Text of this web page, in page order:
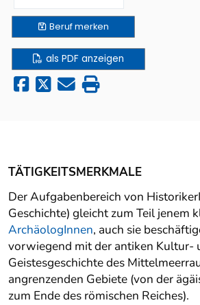
Berufmerken
als PDF anzeigen
TÄTIGKEITSMERKMALE
Der Aufgabenbereich von
Geschichte) gleicht zum Teil jenem
ArchäologInnen, auch sie
vorwiegend mit der antiken Kultur-
Geistesgeschichte des
angrenzenden Gebiete (von der
zum Ende des römischen Reiches).